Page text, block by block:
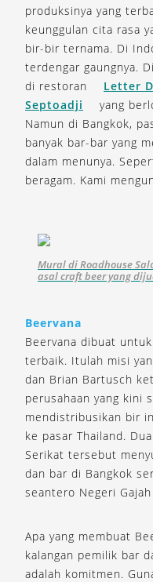
produksinya yang
keunggulan cita rasa
bir-bir ternama. Di
terdengar gaungnya.
di restoran
Letter
Septoadji
yang
Namun di Bangkok,
banyak bar-bar yang
dalam menunya.
beragam. Kami
Mural di Roadhouse
asal craft beer yang
Beervana
Beervana dibuat
terbaik. Itulah misi
dan Brian Bartusch
perusahaan yang kini
mendistribusikan bir
ke pasar Thailand.
Serikat tersebut
dan bar di Bangkok
seantero Negeri
Apa yang membuat
kalangan pemilik bar
adalah komitmen.